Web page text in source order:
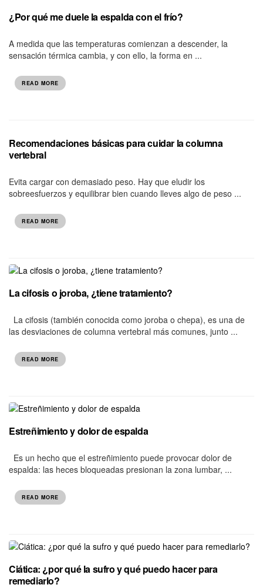
¿Por qué me duele la espalda con el frío?
A medida que las temperaturas comienzan a descender, la
sensación térmica cambia, y con ello, la forma en ...
READ MORE
Recomendaciones básicas para cuidar la columna
vertebral
Evita cargar con demasiado peso. Hay que eludir los
sobreesfuerzos y equilibrar bien cuando lleves algo de peso ...
READ MORE
La cifosis o joroba, ¿tiene tratamiento?
La cifosis (también conocida como joroba o chepa), es una de
las desviaciones de columna vertebral más comunes, junto ...
READ MORE
Estreñimiento y dolor de espalda
Es un hecho que el estreñimiento puede provocar dolor de
espalda: las heces bloqueadas presionan la zona lumbar, ...
READ MORE
Ciática: ¿por qué la sufro y qué puedo hacer para
remediarlo?